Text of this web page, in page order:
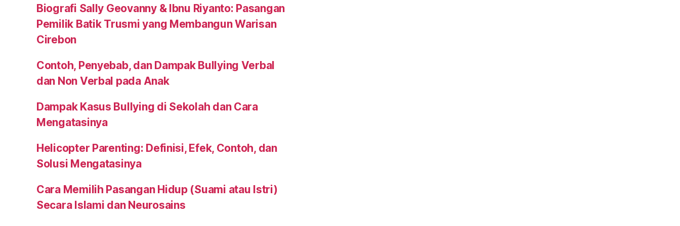
Biografi Sally Geovanny & Ibnu Riyanto: Pasangan
Pemilik Batik Trusmi yang Membangun Warisan
Cirebon
Contoh, Penyebab, dan Dampak Bullying Verbal
dan Non Verbal pada Anak
Dampak Kasus Bullying di Sekolah dan Cara
Mengatasinya
Helicopter Parenting: Definisi, Efek, Contoh, dan
Solusi Mengatasinya
Cara Memilih Pasangan Hidup (Suami atau Istri)
Secara Islami dan Neurosains